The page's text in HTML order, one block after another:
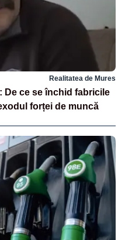
Realitatea de Mures
De ce se închid fabricile
forței de muncă